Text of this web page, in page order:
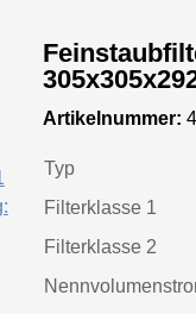
Rahmen:
geschäumt
Artikelnummer:
Typ
Filterklasse 1
Filterklasse 2